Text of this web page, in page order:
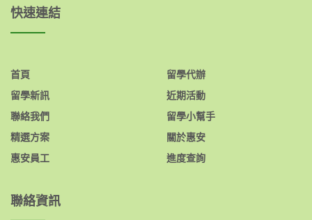
快速連結
首頁
留學新訊
聯絡我們
精選方案
惠安員工
留學代辦
近期活動
留學小幫手
關於惠安
進度查詢
聯絡資訊